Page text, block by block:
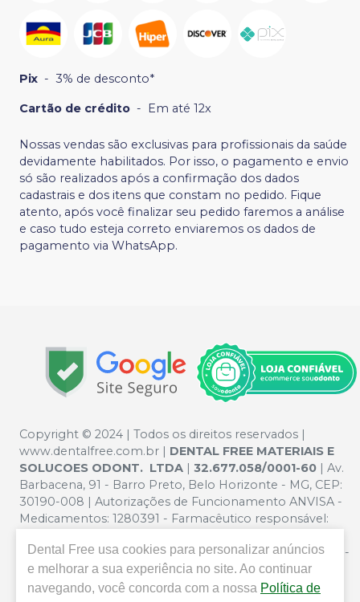
Pix - 3% de desconto*
Cartão de crédito - Em até 12x
Nossas vendas são exclusivas para profissionais da saúde
devidamente habilitados. Por isso, o pagamento e envio
só são realizados após a confirmação dos dados
cadastrais e dos itens que constam no pedido. Fique
atento, após você finalizar seu pedido faremos a análise
e caso tudo esteja correto enviaremos os dados de
pagamento via WhatsApp.
Copyright © 2024 | Todos os direitos reservados |
www.dentalfree.com.br | DENTAL FREE MATERIAIS E
SOLUCOES ODONT. LTDA | 32.677.058/0001-60 | Av.
Barbacena, 91 - Barro Preto, Belo Horizonte - MG, CEP:
30190-008 | Autorizações de Funcionamento ANVISA -
Medicamentos: 1280391 - Farmacêutico responsável:
Privacidade e Segurança - Fotos meramente ilustrativas -
Os preços e condições da loja virtual estão sujeitos a
alterações. Em caso de divergência de preços no site, o
Dental Free usa cookies para personalizar anúncios
e melhorar a sua experiência no site. Ao continuar
navegando, você concorda com a nossa Política de